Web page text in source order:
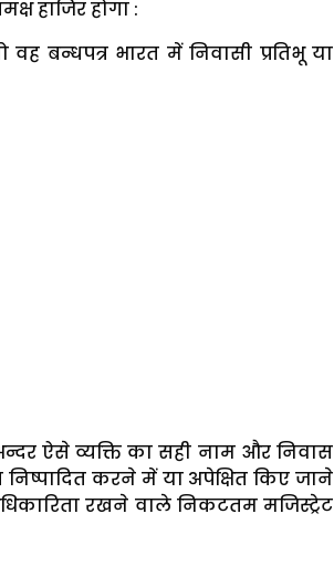
हाजिर होगा :
वह बन्धपत्र भारत में निवासी प्रतिभू या
ऐसे व्यक्ति का सही नाम और निवास
निष्पादित करने में या अपेक्षित किए जाने
रखने वाले निकटतम मजिस्ट्रेट